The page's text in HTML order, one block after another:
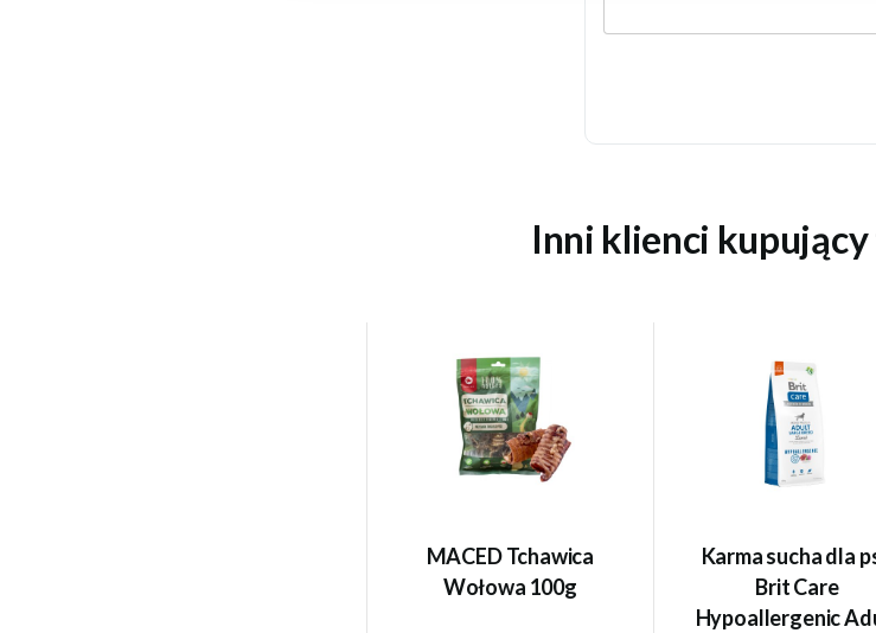
Inni klienci
MACED Tchawica
Wołowa 100g
Karma sucha dla
Brit Care
Hypoallergenic